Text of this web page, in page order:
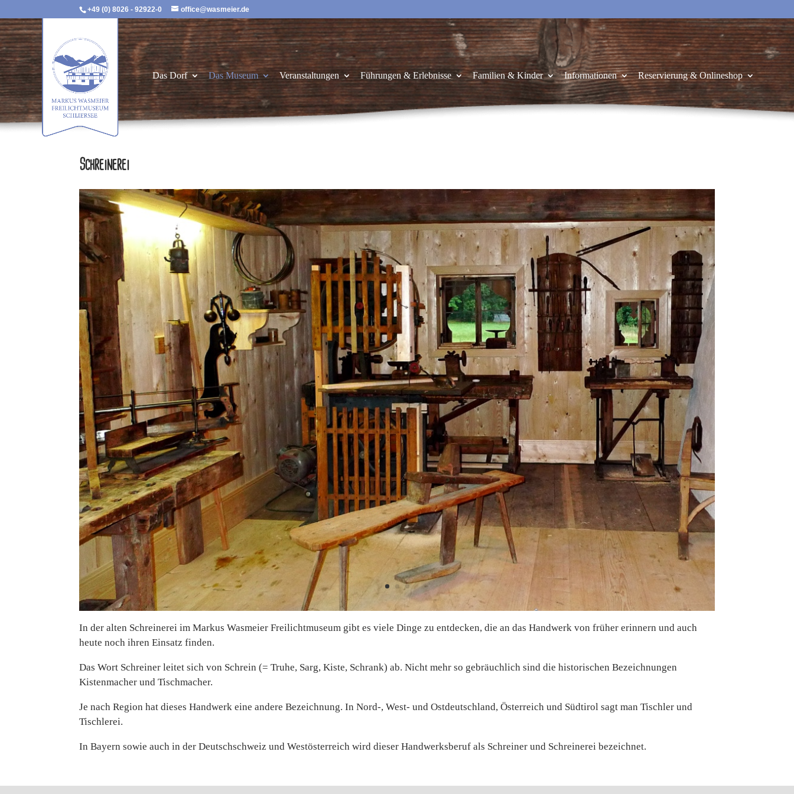
+49 (0) 8026 - 92922-0 office@wasmeier.de
Das Dorf Das Museum Veranstaltungen Führungen & Erlebnisse Familien & Kinder Informationen Reservierung & Onlineshop
Schreinerei
In der alten Schreinerei im Markus Wasmeier Freilichtmuseum gibt es viele Dinge zu entdecken, die an das Handwerk von früher erinnern und auch
heute noch ihren Einsatz finden.
Das Wort Schreiner leitet sich von Schrein (= Truhe, Sarg, Kiste, Schrank) ab. Nicht mehr so gebräuchlich sind die historischen Bezeichnungen
Kistenmacher und Tischmacher.
Je nach Region hat dieses Handwerk eine andere Bezeichnung. In Nord-, West- und Ostdeutschland, Österreich und Südtirol sagt man Tischler und
Tischlerei.
In Bayern sowie auch in der Deutschschweiz und Westösterreich wird dieser Handwerksberuf als Schreiner und Schreinerei bezeichnet.